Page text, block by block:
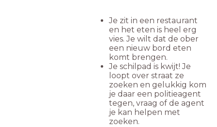
Je zit in een restaurant
en het eten is heel erg
vies. Je wilt dat de ober
een nieuw bord eten
komt brengen.
Je schilpad is kwijt! Je
loopt over straat ze
zoeken en gelukkig kom
je daar een politieagent
tegen, vraag of de agent
je kan helpen met
zoeken.